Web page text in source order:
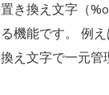
き換え文字（
機能です。 例
え文字で一元管